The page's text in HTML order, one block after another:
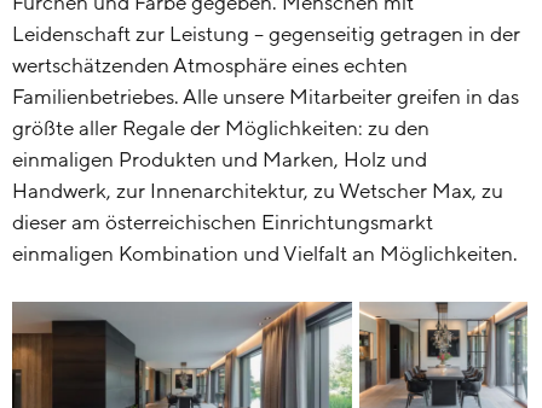
Leidenschaft zur Leistung – gegenseitig getragen in der
wertschätzenden Atmosphäre eines echten
Familienbetriebes. Alle unsere Mitarbeiter greifen in das
größte aller Regale der Möglichkeiten: zu den
einmaligen Produkten und Marken, Holz und
Handwerk, zur Innenarchitektur, zu Wetscher Max, zu
dieser am österreichischen Einrichtungsmarkt
einmaligen Kombination und Vielfalt an Möglichkeiten.